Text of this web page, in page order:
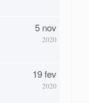
5 nov
2020
19 fev
2020